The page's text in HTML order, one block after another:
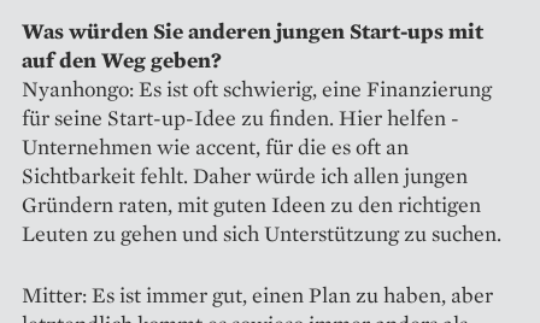
Was würden Sie anderen jungen Start-ups mit
auf den Weg geben?
Nyanhongo: Es ist oft ­schwierig, eine Finanzierung
für ­seine Start-up-Idee zu finden. Hier helfen ­
Unternehmen wie accent, für die es oft an
Sichtbarkeit fehlt. Daher würde ich allen jungen
Gründern raten, mit guten Ideen zu den richtigen
Leuten zu gehen und sich Unterstützung zu suchen.
Mitter: Es ist immer gut, einen Plan zu haben, aber